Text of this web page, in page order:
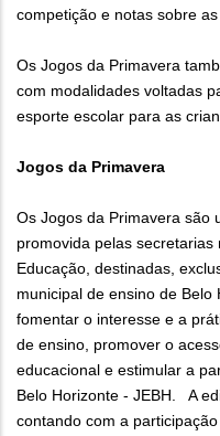
competição e notas sobre
Os Jogos da Primavera
com modalidades voltadas
esporte escolar para as
Jogos da Primavera
Os Jogos da Primavera são
promovida pelas
Educação, destinadas,
municipal de ensino de
fomentar o interesse e a
de ensino, promover o
educacional e estimular a
Belo Horizonte - JEBH. A
contando com a